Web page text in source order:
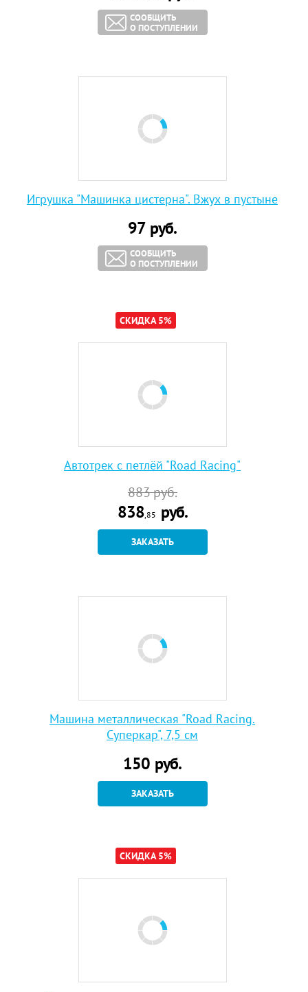
СООБЩИТЬ
О ПОСТУПЛЕНИИ
Игрушка "Машинка цистерна". Вжух в пустыне
97руб.
СООБЩИТЬ
О ПОСТУПЛЕНИИ
СКИДКА 5%
Автотрек с петлёй "Road Racing"
883руб.
838,85 руб.
ЗАКАЗАТЬ
Машина металлическая "Road Racing.
Суперкар", 7,5 см
150 руб.
ЗАКАЗАТЬ
СКИДКА 5%